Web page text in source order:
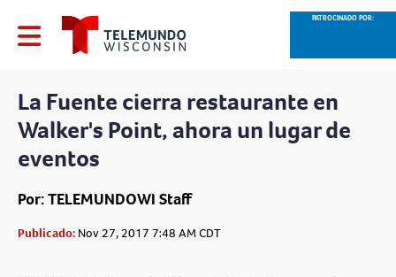
PATROCINADO POR:
La Fuente cierra restaurante en
Walker's Point, ahora un lugar de
eventos
Por: TELEMUNDOWI Staff
Publicado: Nov 27, 2017 7:48 AM CDT